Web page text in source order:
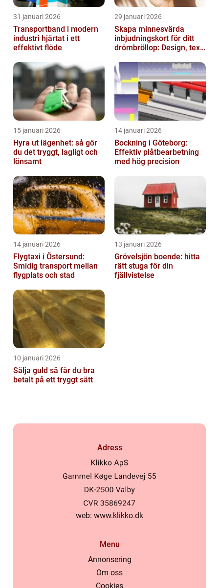
31 januari 2026
Transportband i modern
industri hjärtat i ett
effektivt flöde
29 januari 2026
Skapa minnesvärda
inbjudningskort för ditt
drömbröllop: Design, text
15 januari 2026
Hyra ut lägenhet: så gör
du det tryggt, lagligt och
lönsamt
14 januari 2026
Bockning i Göteborg:
Effektiv plåtbearbetning
med hög precision
14 januari 2026
Flygtaxi i Östersund:
Smidig transport mellan
flygplats och stad
13 januari 2026
Grövelsjön boende: hitta
rätt stuga för din
fjällvistelse
10 januari 2026
Sälja guld så får du bra
betalt på ett tryggt sätt
Adress
web: www.klikko.dk
Menu
Annonsering
Om oss
Cookies